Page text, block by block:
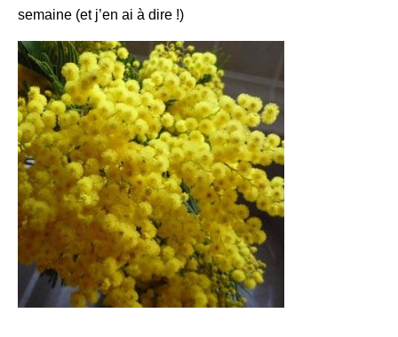
semaine (et j’en ai à dire !)